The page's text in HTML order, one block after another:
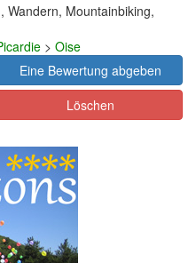
Wandern, Mountainbiking,
> Oise
Eine Bewertung abgeben
Löschen